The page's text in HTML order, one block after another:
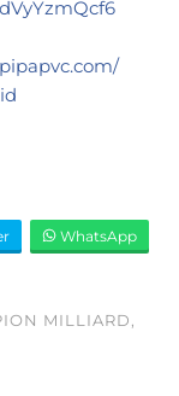
WhatsApp
MILLIARD,